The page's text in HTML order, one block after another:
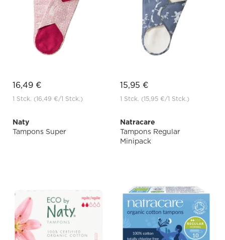
16,49 €
1 Stck. (16,49 €/1 Stck.)
15,95 €
1 Stck. (15,95 €/1 Stck.)
Naty
Tampons Super
Natracare
Tampons Regular
Minipack